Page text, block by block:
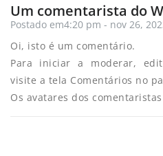
Um comentarista do
Postado em4:20 pm - nov 26,
Oi, isto é um comentário.
Para iniciar a moderar,
visite a tela Comentários no
Os avatares dos